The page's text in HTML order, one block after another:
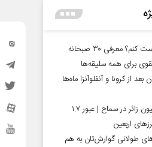
صبحانه چی درست کنم؟ معرفی ۳۰ صبحانه
برای همه سلیقه‌ها
از کرونا و آنفلوآنزا ماه‌ها
ثبت‌نام ۲.۵ میلیون زائر در سماح | عبور ۱.۷
اربعین
طولانی گوارش‌تان به هم